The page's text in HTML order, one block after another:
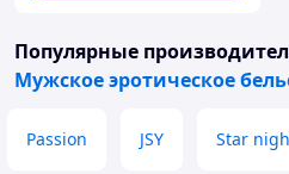
Популярные
Мужское эротическое
Passion JSY Star